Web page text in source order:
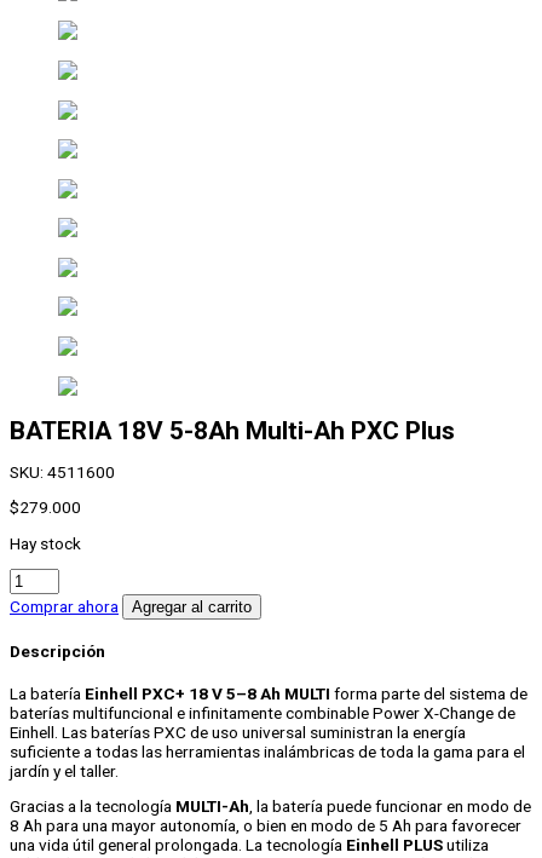
BATERIA 18V 5-8Ah Multi-Ah PXC Plus
SKU: 4511600
$279.000
Hay stock
BATERIA
18V
5-
Multi-
PXC
Plus
cantidad
Comprar ahora Agregar al carrito
Descripción
La batería Einhell PXC+ 18 V 5–8 Ah MULTI forma parte del sistema de
baterías multifuncional e infinitamente combinable Power X-Change de
Einhell. Las baterías PXC de uso universal suministran la energía
suficiente a todas las herramientas inalámbricas de toda la gama para el
jardín y el taller.
Gracias a la tecnología MULTI-Ah , la batería puede funcionar en modo de
8 Ah para una mayor autonomía, o bien en modo de 5 Ah para favorecer
una vida útil general prolongada. La tecnología Einhell PLUSutiliza